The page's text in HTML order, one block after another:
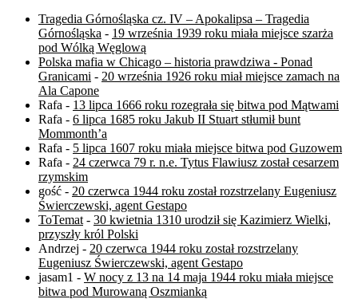
Tragedia Górnośląska cz. IV – Apokalipsa – Tragedia
Górnośląska - 19 września 1939 roku miała miejsce szarża
pod Wólką Węglową
Polska mafia w Chicago – historia prawdziwa - Ponad
Granicami - 20 września 1926 roku miał miejsce zamach na
Ala Capone
Rafa - 13 lipca 1666 roku rozegrała się bitwa pod Mątwami
Rafa - 6 lipca 1685 roku Jakub II Stuart stłumił bunt
Mommonth’a
Rafa - 5 lipca 1607 roku miała miejsce bitwa pod Guzowem
Rafa - 24 czerwca 79 r. n.e. Tytus Flawiusz został cesarzem
rzymskim
gość - 20 czerwca 1944 roku został rozstrzelany Eugeniusz
Świerczewski, agent Gestapo
ToTemat - 30 kwietnia 1310 urodził się Kazimierz Wielki,
przyszły król Polski
Andrzej - 20 czerwca 1944 roku został rozstrzelany
Eugeniusz Świerczewski, agent Gestapo
jasam1 - W nocy z 13 na 14 maja 1944 roku miała miejsce
bitwa pod Murowaną Oszmianką